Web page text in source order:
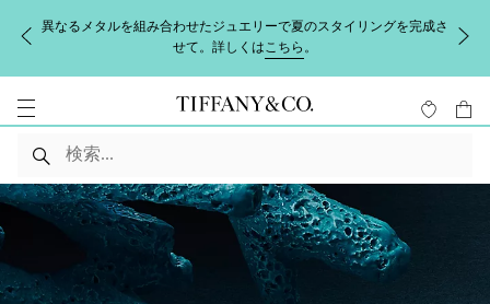
異なるメタルを組み合わせたジュエリーで夏のスタイリングを完成さ
せて。詳しくはこちら 。